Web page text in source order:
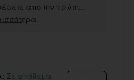
απο την πρώτη...
Σε απόθεμα